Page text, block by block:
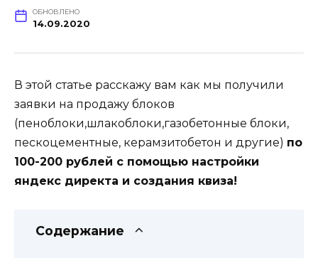
ОБНОВЛЕНО
14.09.2020
В этой статье расскажу вам как мы получили
заявки на продажу блоков
(пеноблоки,шлакоблоки,газобетонные блоки,
пескоцементные, керамзитобетон и другие) по
100-200 рублей с помощью настройки
яндекс директа и создания квиза!
Содержание